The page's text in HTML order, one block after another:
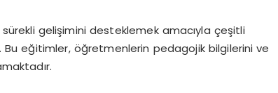
gelişimini desteklemek amacıyla çeşitli
eğitimler, öğretmenlerin pedagojik bilgilerini ve